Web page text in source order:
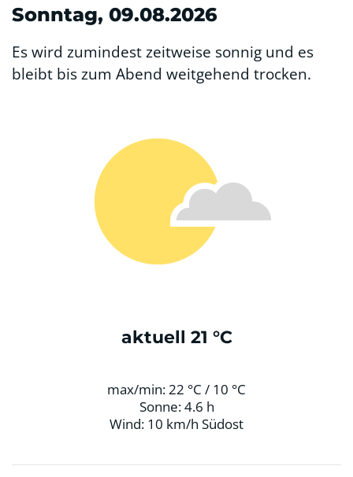
Sonntag, 09.08.2026
Es wird zumindest zeitweise sonnig und es
bleibt bis zum Abend weitgehend trocken.
aktuell 21 °C
max/min: 22 °C / 10 °C
Sonne: 4.6 h
Wind: 10 km/h Südost